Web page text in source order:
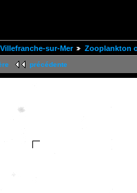
sur-Mer Zooplankton
précédente